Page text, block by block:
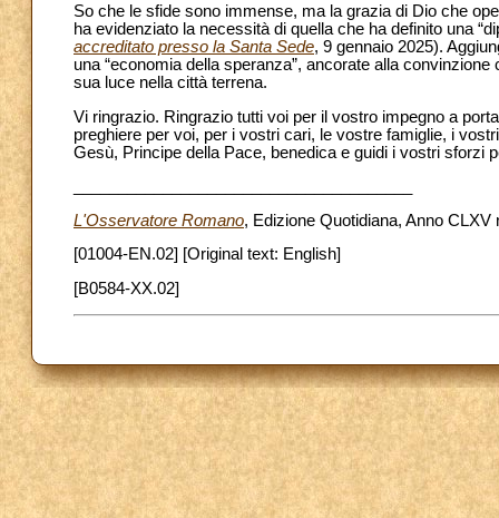
So che le sfide sono immense, ma la grazia di Dio che
ha evidenziato la necessità di quella che ha definito una
accreditato presso la Santa Sede, 9 gennaio 2025).
una “economia della speranza”, ancorate alla
sua luce nella città terrena.
Vi ringrazio. Ringrazio tutti voi per il vostro impegno a
preghiere per voi, per i vostri cari, le vostre famiglie, i
Gesù, Principe della Pace, benedica e guidi i vostri sforzi
L'Osservatore Romano, Edizione Quotidiana, Anno
[01004-EN.02] [Original text: English]
[B0584-XX.02]